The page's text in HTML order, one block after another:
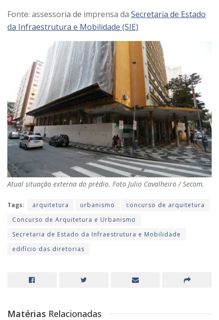
Fonte: assessoria de imprensa da Secretaria de Estado
da Infraestrutura e Mobilidade (SIE)
Atual situação externa do prédio. Foto Julio Cavalheiro / Secom.
Tags: arquitetura urbanismo
concurso de arquitetura
Concurso de Arquitetura e Urbanismo
Secretaria de Estado da Infraestrutura e Mobilidade
edifício das diretorias
Matérias Relacionadas